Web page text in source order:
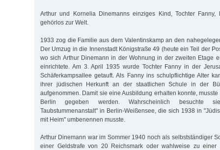
Arthur und Kornelia Dinemanns einziges Kind, Tochter
gehörlos zur Welt.
1933 zog die Familie aus dem Valentinskamp an den
Der Umzug in die Innenstadt Königstraße 49 (heute ein Teil der
wo sich Arthur Dinemann in der Wohnung in der zweiten Etage
einrichtete. Am 3. April 1935 wurde Tochter Fanny in der
Schäferkampsallee getauft. Als Fanny ins schulpflichtige Alter
ihrer jüdischen Herkunft an der staatlichen Schule in der
aufgenommen. Damit sie eine Ausbildung erhalten konnte,
Berlin gegeben werden. Wahrscheinlich besuchte
Taubstummenanstalt" in Berlin-Weißensee, die sich 1938 in
mit Heim" umbenennen musste.
Arthur Dinemann war im Sommer 1940 noch als selbstständiger
einer Geldstrafe von 20 Reichsmark oder wahlweise zu einer